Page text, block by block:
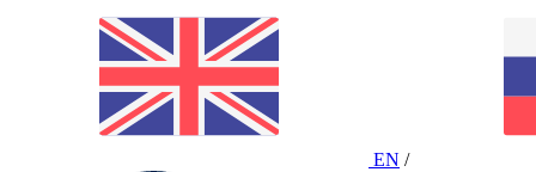
EN /